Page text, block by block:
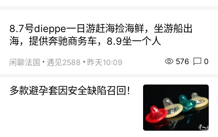
8.7号dieppe一日游赶海捡海鲜，坐游船出
海，提供奔驰商务车，8.9坐一个人
闲聊法国 遇见2588 昨天10:09 576 0
多款避孕套因安全缺陷召回！